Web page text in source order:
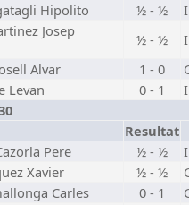
Hipolito ½ - ½
Josep
½ - ½
Alvar 1 - 0
Levan 0 - 1
Resultat
Pere ½ - ½
Xavier ½ - ½
Carles 0 - 1